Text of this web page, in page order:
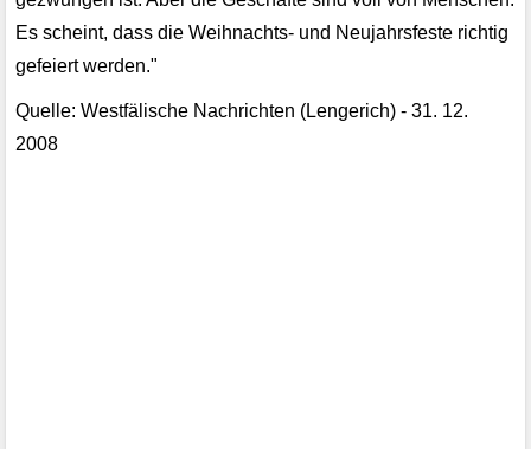
Es scheint, dass die Weihnachts- und Neujahrsfeste richtig
gefeiert werden."
Quelle: Westfälische Nachrichten (Lengerich) - 31. 12.
2008